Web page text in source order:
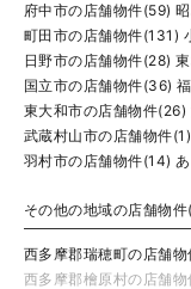
府中市の店舗物件(59)
町田市の店舗物件(131)
日野市の店舗物件(28)
国立市の店舗物件(36)
東大和市の店舗物件(26)
武蔵村山市の店舗物件(1)
羽村市の店舗物件(14)
その他の地域の店舗物件
西多摩郡瑞穂町の店舗物
西多摩郡檜原村の店舗